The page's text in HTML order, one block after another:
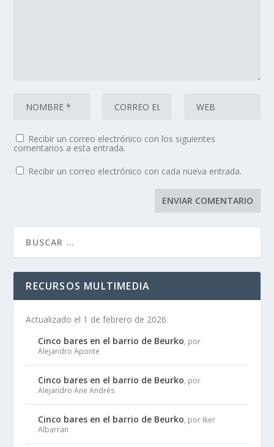
Recibir un correo electrónico con los siguientes
comentarios a esta entrada.
Recibir un correo electrónico con cada nueva entrada.
RECURSOS MULTIMEDIA
Actualizado el 1 de febrero de 2026
Cinco bares en el barrio de Beurko, por
Alejandro Aponte
Cinco bares en el barrio de Beurko, por
Alejandro Ane Andrés
Cinco bares en el barrio de Beurko, por Iker
Albarran